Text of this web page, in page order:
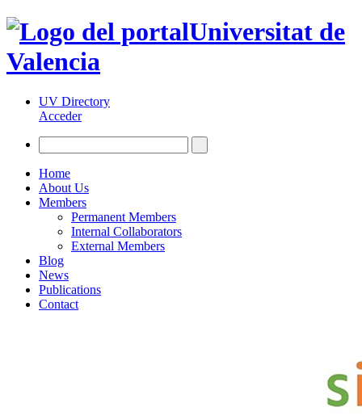
Universitat de
Valencia
UV Directory
Acceder
Home
About Us
Members
Permanent Members
Internal Collaborators
External Members
Blog
News
Publications
Contact